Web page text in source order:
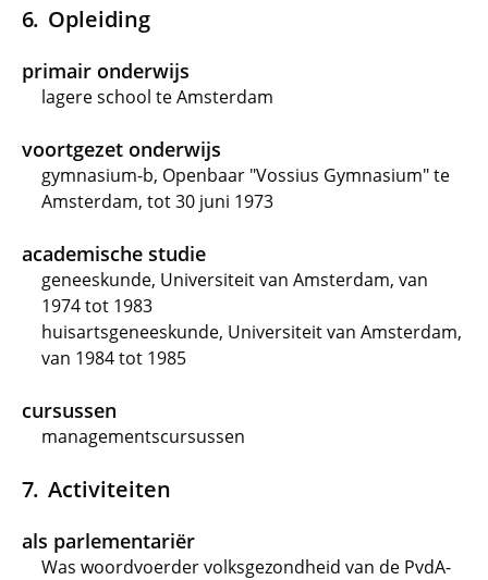
Opleiding
primair onderwijs
lagere school te Amsterdam
voortgezet onderwijs
gymnasium-b, Openbaar "Vossius Gymnasium" te
Amsterdam, tot 30 juni 1973
academische studie
geneeskunde, Universiteit van Amsterdam, van
1974 tot 1983
huisartsgeneeskunde, Universiteit van Amsterdam,
van 1984 tot 1985
cursussen
managementscursussen
Activiteiten
als parlementariër
Was woordvoerder volksgezondheid van de PvdA-